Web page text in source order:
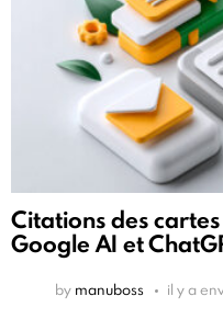
Citations des
Google AI et
by manuboss il y a